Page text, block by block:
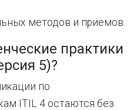
методов и приемов.
практики
5)?
по
ITIL 4 остаются без